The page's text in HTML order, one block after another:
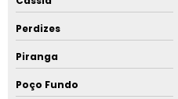
Perdizes
Piranga
Poço Fundo